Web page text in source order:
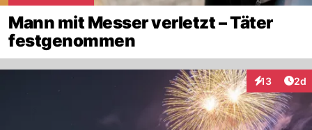
Mann mit Messer verletzt – Täter
festgenommen
13
Interaktionen
2d